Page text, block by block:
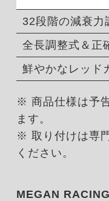
32段階の減衰力
全長調整式＆正
鮮やかなレッド
※ 商品仕様は予
ます。
※ 取り付けは専
ください。
MEGAN